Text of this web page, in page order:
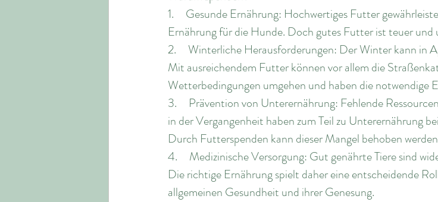
1.     Gesunde Ernährung: Hochwertiges Futter
Ernährung für die Hunde. Doch gutes Futter ist teuer und
2.     Winterliche Herausforderungen: Der Winter kann in
Mit ausreichendem Futter können vor allem die
Wetterbedingungen umgehen und haben die notwendige
3.     Prävention von Unterernährung: Fehlende
in der Vergangenheit haben zum Teil zu Unterernährung
Durch Futterspenden kann dieser Mangel behoben
4.     Medizinische Versorgung: Gut genährte Tiere sind
Die richtige Ernährung spielt daher eine entscheidende
allgemeinen Gesundheit und ihrer Genesung.